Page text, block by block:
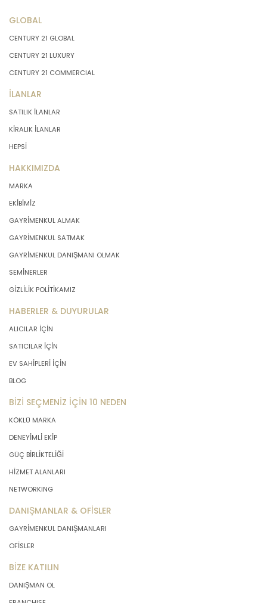
GLOBAL
CENTURY 21 GLOBAL
CENTURY 21 LUXURY
CENTURY 21 COMMERCIAL
İLANLAR
SATILIK İLANLAR
KİRALIK İLANLAR
HEPSİ
HAKKIMIZDA
MARKA
EKİBİMİZ
GAYRİMENKUL ALMAK
GAYRİMENKUL SATMAK
GAYRİMENKUL DANIŞMANI OLMAK
SEMİNERLER
GİZLİLİK POLİTİKAMIZ
HABERLER & DUYURULAR
ALICILAR İÇİN
SATICILAR İÇİN
EV SAHİPLERİ İÇİN
BLOG
BİZİ SEÇMENİZ İÇİN 10 NEDEN
KÖKLÜ MARKA
DENEYİMLİ EKİP
GÜÇ BİRLİKTELİĞİ
HİZMET ALANLARI
NETWORKING
DANIŞMANLAR & OFİSLER
GAYRİMENKUL DANIŞMANLARI
OFİSLER
BİZE KATILIN
DANIŞMAN OL